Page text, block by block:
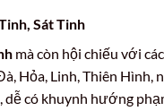
Sát Tinh
mà còn hội chiếu với
Hỏa, Linh, Thiên Hình,
có khuynh hướng